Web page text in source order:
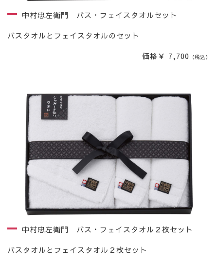
中村忠左衛門 バス・フェイスタオルセット
バスタオルとフェイスタオルのセット
価格￥ 7,700 （税込）
中村忠左衛門 バス・フェイスタオル２枚セット
バスタオルとフェイスタオル２枚セット